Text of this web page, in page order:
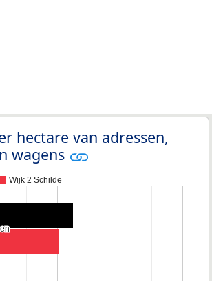
hectare van adressen,
wagens
Wijk 2 Schilde